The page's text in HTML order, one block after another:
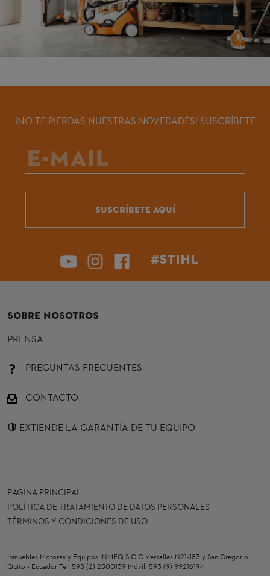
¡NO TE PIERDAS NUESTRAS NOVEDADES! SUSCRÍBETE
SUSCRÍBETE AQUÍ
#STIHL
SOBRE NOSOTROS
PRENSA
PREGUNTAS FRECUENTES
CONTACTO
EXTIENDE LA GARANTÍA DE TU EQUIPO
PAGINA PRINCIPAL
POLÍTICA DE TRATAMIENTO DE DATOS PERSONALES
TÉRMINOS Y CONDICIONES DE USO
Inmuebles Motores y Equipos INMEQ S.C.C Versalles N21-183 y San Gregorio
Quito - Ecuador Tel: 593 (2) 2500139 Móvil: 593 (9) 99216194